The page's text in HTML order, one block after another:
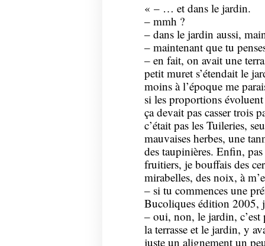
« – … et dans le jardin.
– mmh ?
– dans le jardin aussi,
– maintenant que tu
– en fait, on avait une
petit muret s’étendait le
moins à l’époque me
si les proportions
ça devait pas casser trois
c’était pas les Tuileries,
mauvaises herbes, une
des taupinières. Enfin,
fruitiers, je bouffais des
mirabelles, des noix, à
– si tu commences une
Bucoliques édition 2005,
– oui, non, le jardin, c’est
la terrasse et le jardin, y
juste un alignement un